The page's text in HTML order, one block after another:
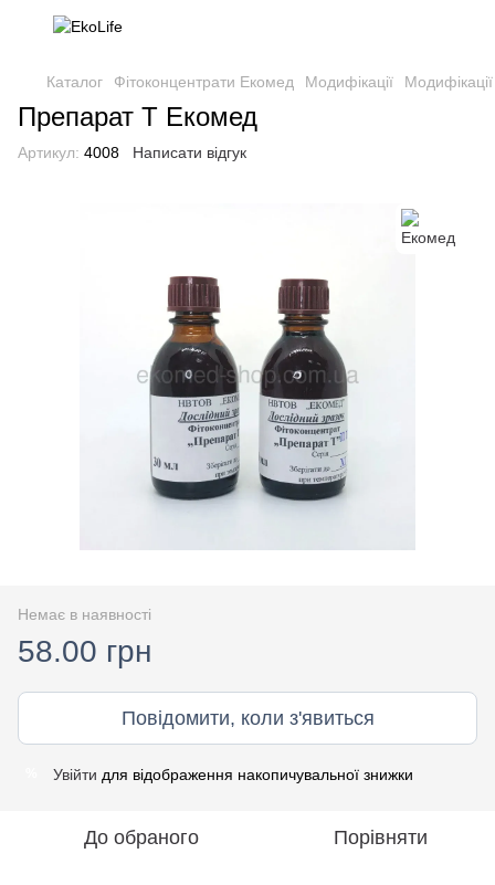
Каталог Фітоконцентрати Екомед Модифікації
Препарат Т Екомед
Артикул: 4008 Написати відгук
Немає в наявності
58.00 грн
Повідомити, коли з'явиться
Увійти для відображення накопичувальної знижки
До обраного Порівняти